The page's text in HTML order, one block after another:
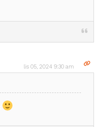
lis 05, 2024 9:30 am